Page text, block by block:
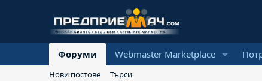
Форуми Webmaster Marketplace
Нови постове
Търси